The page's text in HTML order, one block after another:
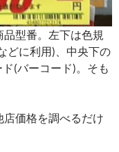
型番。左下は色規
どに利用)、中央下の
(バーコード)。そも
価格を調べるだけ